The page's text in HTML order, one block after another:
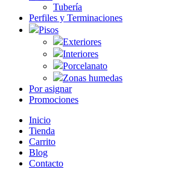
Tubería
Perfiles y Terminaciones
Pisos
Exteriores
Interiores
Porcelanato
Zonas humedas
Por asignar
Promociones
Inicio
Tienda
Carrito
Blog
Contacto